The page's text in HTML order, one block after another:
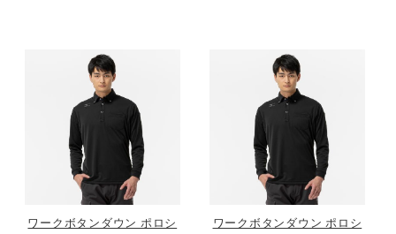
バレーボール
テニス／ソフトテニス
バドミントン
ワークボタンダウン ポロシ
ワークボタンダウン ポロシ